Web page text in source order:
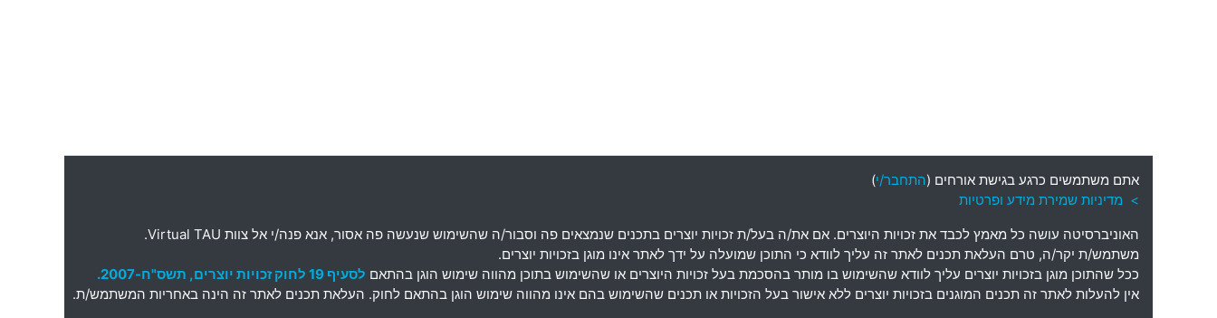
אתם משתמשים כרגע בגישת אורחים (התחבר/י)
> מדיניות שמירת מידע ופרטיות
האוניברסיטה עושה כל מאמץ לכבד את זכויות היוצרים. אם את/ה בעל/ת זכויות יוצרים בתכנים שנמצאים פה וסבור/ה שהשימוש שנעשה פה אסור, אנא פנה/י אל צוות Virtual TAU.
משתמש/ת יקר/ה, טרם העלאת תכנים לאתר זה עליך לוודא כי התוכן שמועלה על ידך לאתר אינו מוגן בזכויות יוצרים.
ככל שהתוכן מוגן בזכויות יוצרים עליך לוודא שהשימוש בו מותר בהסכמת בעל זכויות היוצרים או שהשימוש בתוכן מהווה שימוש הוגן בהתאם לסעיף 19 לחוק זכויות יוצרים, תשס"ח-2007.
אין להעלות לאתר זה תכנים המוגנים בזכויות יוצרים ללא אישור בעל הזכויות או תכנים שהשימוש בהם אינו מהווה שימוש הוגן בהתאם לחוק. העלאת תכנים לאתר זה הינה באחריות המשתמש/ת.